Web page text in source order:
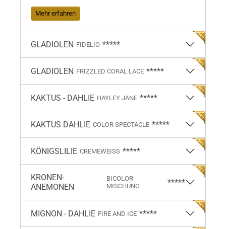
Mehr erfahren
GLADIOLEN FIDELIO *****
GLADIOLEN FRIZZLED CORAL LACE *****
KAKTUS - DAHLIE HAYLEY JANE *****
KAKTUS DAHLIE COLOR SPECTACLE *****
KÖNIGSLILIE CREMEWEISS *****
KRONEN-
ANEMONEN
BICOLOR
MISCHUNG
*****
MIGNON - DAHLIE FIRE AND ICE *****